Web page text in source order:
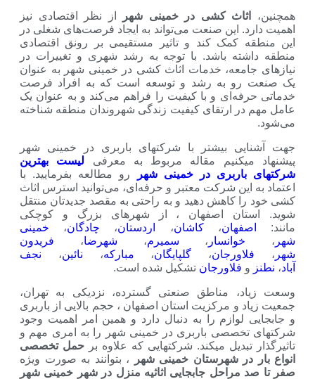
کشی در خمینی شهر از نظر اقتصادی نیز
این صنعت می‌تواند به ایجاد فرصت‌های شغلی در
کند و تاثیر مستقیمی بر رونق اقتصادی
باشد. با توجه به رشد شهری و تغییرات در
خدمات اثاث کشی در خمینی شهر به عنوان
به رشد و توسعه است که به افراد فرصت
و با کیفیت را فراهم می‌کند و به عنوان یک
ارتقای کیفیت زندگی شهروندان منطقه شناخته
بیشتر با شرکتهای باربری در خمینی شهر
مقاله مربوط به معرفیلیست بهترین
در خمینی شهر رو مطالعه بفرمایید. با
شرکت معتبر و حرفه‌ای، می‌توانید استرس اثاث
دهید و به راحتی به مقصد جدیدتان منتقل
اصفهان ، از شهرهای بزرگ و کوچکی
،کاشان،اردستان،چادگان،خمینی
، سمیرم، شهرضا،
فریدون
، گلپایگان، مبارکه،نائین ، نجف
تشکیل شده است.
مناطق صنعتی گسترده، نزدیکی به تهران،
مرکزیت استان اصفهان ، حجم بالایی از باربری
را به دنبال دارد و همین امر اهمیت وجود
باربری در خمینی شهر را به امری مهم و
میکند. شرکتهایی که علاوه برحمل تخصصی
شهرستان خمینی شهر، بتوانند به صورت ویژه
جابجایی اثاثیه منزل در شهر خمینی شهر